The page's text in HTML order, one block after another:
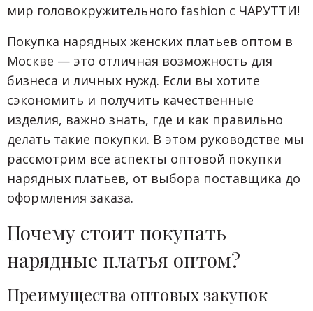
мир головокружительного fashion с ЧАРУТТИ!
Покупка нарядных женских платьев оптом в
Москве — это отличная возможность для
бизнеса и личных нужд. Если вы хотите
сэкономить и получить качественные
изделия, важно знать, где и как правильно
делать такие покупки. В этом руководстве мы
рассмотрим все аспекты оптовой покупки
нарядных платьев, от выбора поставщика до
оформления заказа.
Почему стоит покупать
нарядные платья оптом?
Преимущества оптовых закупок